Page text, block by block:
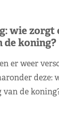
wie zorgt
de koning?
er weer
deze:
de